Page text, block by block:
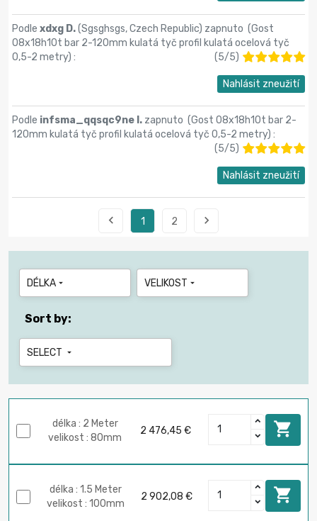
Podle xdxg D.(Sgsghsgs, Czech Republic) zapnuto (Gost
08x18h10t bar 2-120mm kulatá tyč profil kulatá ocelová tyč
0,5-2 metry) : (5/5)
Nahlásit zneužití
Podle infsma_qqsqc9ne I. zapnuto (Gost 08x18h10t bar 2-
120mm kulatá tyč profil kulatá ocelová tyč 0,5-2 metry) :
(5/5)
Nahlásit zneužití
 1 2 
DÉLKA  VELIKOST 
Sort by:
SELECT 
délka : 2 Meter
velikost : 80mm
2 476,45 € 
délka : 1.5 Meter
velikost : 100mm
2 902,08 € 